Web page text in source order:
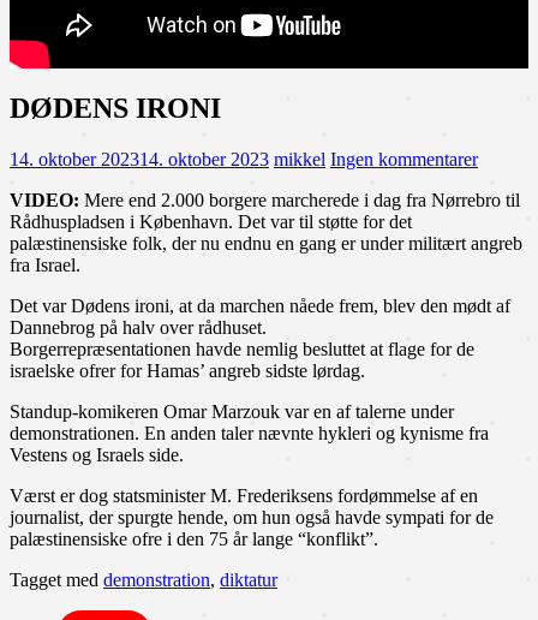
DØDENS IRONI
14. oktober 202314. oktober 2023 mikkel Ingen kommentarer
VIDEO: Mere end 2.000 borgere marcherede i dag fra Nørrebro til
Rådhuspladsen i København. Det var til støtte for det
palæstinensiske folk, der nu endnu en gang er under militært angreb
fra Israel.
Det var Dødens ironi, at da marchen nåede frem, blev den mødt af
Dannebrog på halv over rådhuset.
Borgerrepræsentationen havde nemlig besluttet at flage for de
israelske ofrer for Hamas’ angreb sidste lørdag.
Standup-komikeren Omar Marzouk var en af talerne under
demonstrationen. En anden taler nævnte hykleri og kynisme fra
Vestens og Israels side.
Værst er dog statsminister M. Frederiksens fordømmelse af en
journalist, der spurgte hende, om hun også havde sympati for de
palæstinensiske ofre i den 75 år lange “konflikt”.
Tagget med demonstration, diktatur